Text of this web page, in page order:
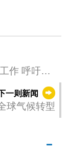
吁医
一则新闻
球气候转型